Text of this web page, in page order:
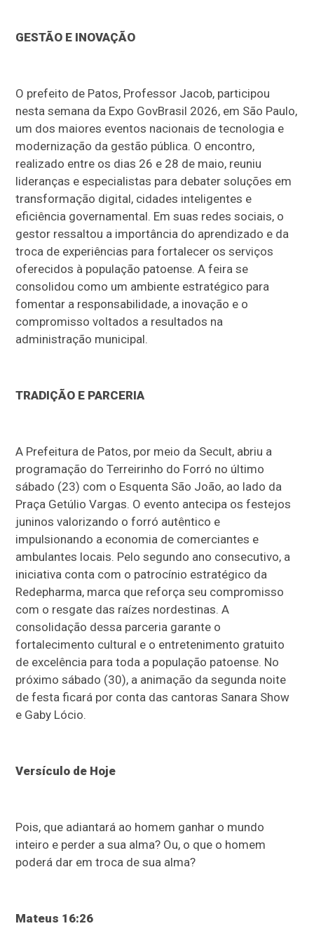
GESTÃO E INOVAÇÃO
O prefeito de Patos, Professor Jacob, participou
nesta semana da Expo GovBrasil 2026, em São Paulo,
um dos maiores eventos nacionais de tecnologia e
modernização da gestão pública. O encontro,
realizado entre os dias 26 e 28 de maio, reuniu
lideranças e especialistas para debater soluções em
transformação digital, cidades inteligentes e
eficiência governamental. Em suas redes sociais, o
gestor ressaltou a importância do aprendizado e da
troca de experiências para fortalecer os serviços
oferecidos à população patoense. A feira se
consolidou como um ambiente estratégico para
fomentar a responsabilidade, a inovação e o
compromisso voltados a resultados na
administração municipal.
TRADIÇÃO E PARCERIA
A Prefeitura de Patos, por meio da Secult, abriu a
programação do Terreirinho do Forró no último
sábado (23) com o Esquenta São João, ao lado da
Praça Getúlio Vargas. O evento antecipa os festejos
juninos valorizando o forró autêntico e
impulsionando a economia de comerciantes e
ambulantes locais. Pelo segundo ano consecutivo, a
iniciativa conta com o patrocínio estratégico da
Redepharma, marca que reforça seu compromisso
com o resgate das raízes nordestinas. A
consolidação dessa parceria garante o
fortalecimento cultural e o entretenimento gratuito
de excelência para toda a população patoense. No
próximo sábado (30), a animação da segunda noite
de festa ficará por conta das cantoras Sanara Show
e Gaby Lócio.
Versículo de Hoje
Pois, que adiantará ao homem ganhar o mundo
inteiro e perder a sua alma? Ou, o que o homem
poderá dar em troca de sua alma?
Mateus 16:26